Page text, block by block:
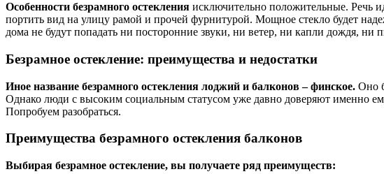
Особенности безрамного остекления исключительно положительные. Речь
портить вид на улицу рамой и прочей фурнитурой. Мощное стекло будет
дома не будут попадать ни посторонние звуки, ни ветер, ни капли дождя, ни
Безрамное остекление: преимущества и недостатки
Иное название безрамного остекления лоджий и балконов – финское. Оно
Однако люди с высоким социальным статусом уже давно доверяют именно
Попробуем разобраться.
Преимущества безрамного остекления балконов
Выбирая безрамное остекление, вы получаете ряд преимуществ: